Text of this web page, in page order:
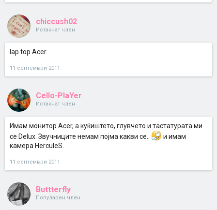
chiccush02
Истакнат член
lap top Acer
11 септември 2011
Cello-PlaYer
Истакнат член
Имам монитор Acer, a куќиштето, глувчето и тастатурата ми
се Delux. Звучниците немам појма какви се..
и имам
камера HerculeS.
11 септември 2011
Buttterfly
Популарен член